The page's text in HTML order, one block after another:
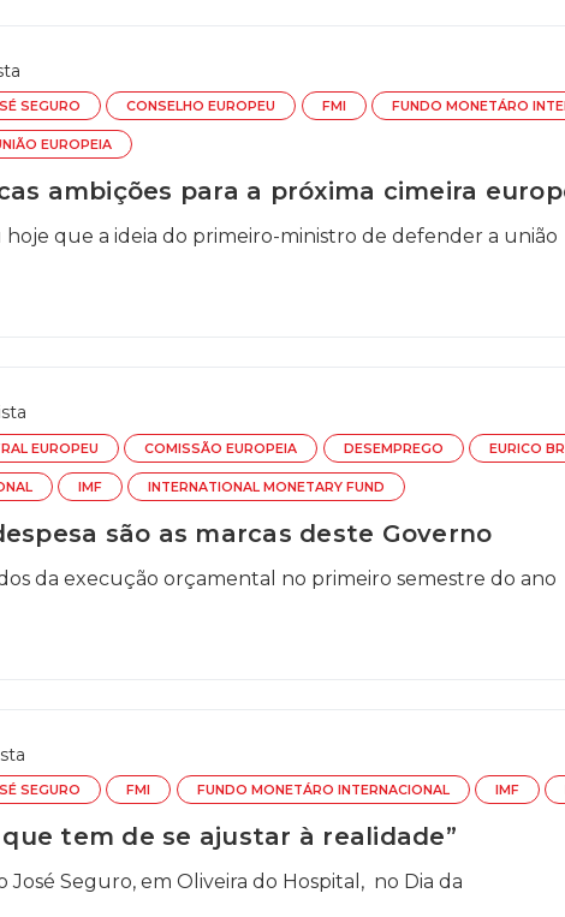
SEGURO CONSELHO EUROPEU FMI FUNDO MONETÁRO
EUROPEIA
ambições para a próxima cimeira
que a ideia do primeiro-ministro de defender a união
EUROPEU COMISSÃO EUROPEIA DESEMPREGO EURICO
IMF INTERNATIONAL MONETARY FUND
são as marcas deste Governo
da execução orçamental no primeiro semestre do ano
SEGURO FMI FUNDO MONETÁRO INTERNACIONAL IMF
tem de se ajustar à realidade”
Seguro, em Oliveira do Hospital, no Dia da